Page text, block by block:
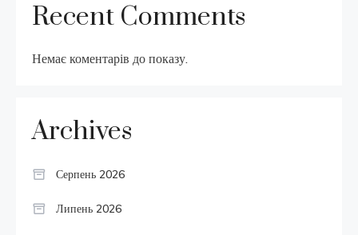
Recent Comments
Немає коментарів до показу.
Archives
Серпень 2026
Липень 2026